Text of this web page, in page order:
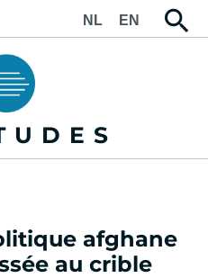
NL EN
afghane
au crible